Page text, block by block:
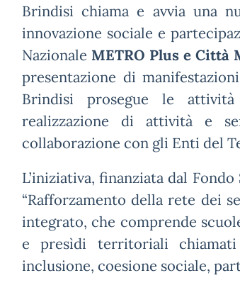
Brindisi chiama e avvia una
innovazione sociale e
Nazionale METRO Plus e Città
presentazione di
Brindisi prosegue le
realizzazione di attività e
collaborazione con gli Enti del
L’iniziativa, finanziata dal Fondo
“Rafforzamento della rete dei
integrato, che comprende
e presìdi territoriali
inclusione, coesione sociale,